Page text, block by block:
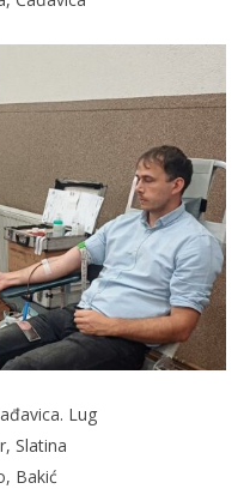
Lug
Slatina
Bakić